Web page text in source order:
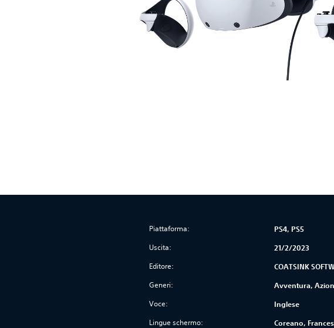
Piattaforma: PS4, PS5
Uscita: 21/2/2023
Editore: COATSINK
Generi: Avventura,
Voce: Inglese
Lingue schermo:
Coreano,